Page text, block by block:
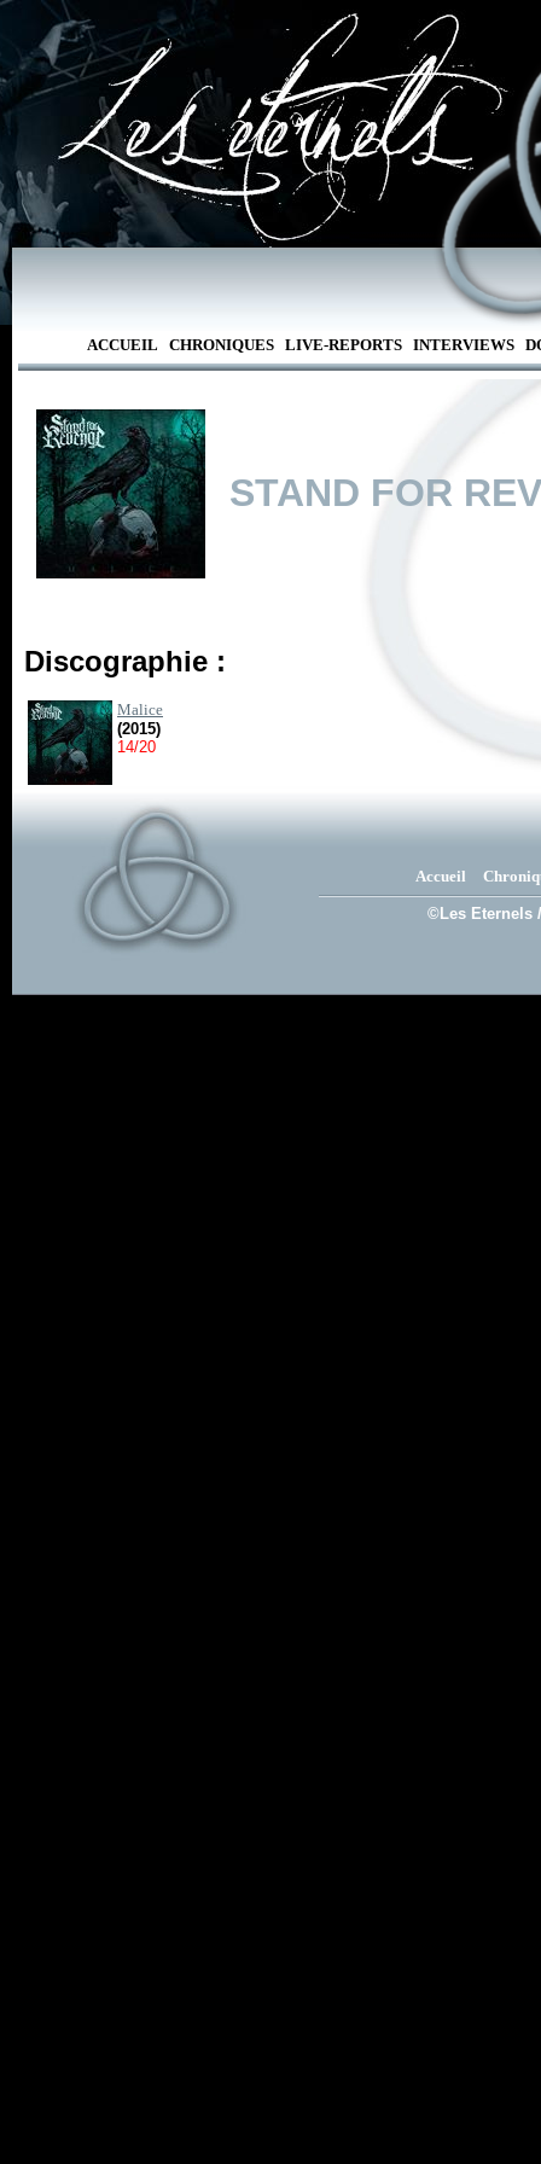
ACCUEIL CHRONIQUES LIVE-REPORTS INTERVIEWS
STAND FOR
Discographie :
Malice
(2015)
14/20
Accueil
©Les Eternels